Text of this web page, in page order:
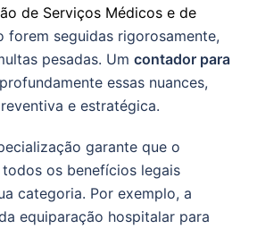
de Serviços Médicos e de
forem seguidas rigorosamente,
pesadas. Um contador para
essas nuances,
e estratégica.
garante que o
os benefícios legais
categoria. Por exemplo, a
equiparação hospitalar para